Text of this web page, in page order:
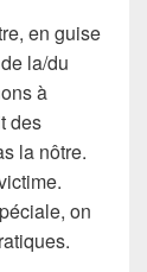
en guise
la/du
à
des
la nôtre.
on